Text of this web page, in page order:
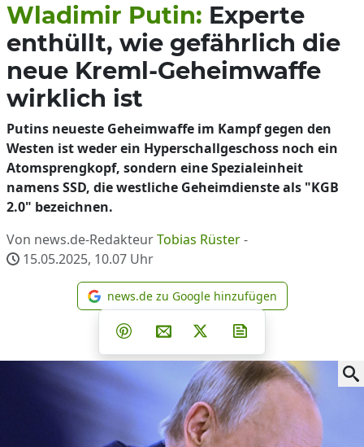
Wladimir Putin: Experte
enthüllt, wie gefährlich die
neue Kreml-Geheimwaffe
wirklich ist
Putins neueste Geheimwaffe im Kampf gegen den
Westen ist weder ein Hyperschallgeschoss noch ein
Atomsprengkopf, sondern eine Spezialeinheit
namens SSD, die westliche Geheimdienste als "KGB
2.0" bezeichnen.
Von news.de-RedakteurTobias Rüster-
15.05.2025, 10.07 Uhr
news.de zu Google
news.de zu Google hinzufügen
Teilen auf Facebook
Teilen auf Whatsapp
Teilen auf Telegram
Teilen auf Pinterest
Per E-Mail teilen
Post auf X